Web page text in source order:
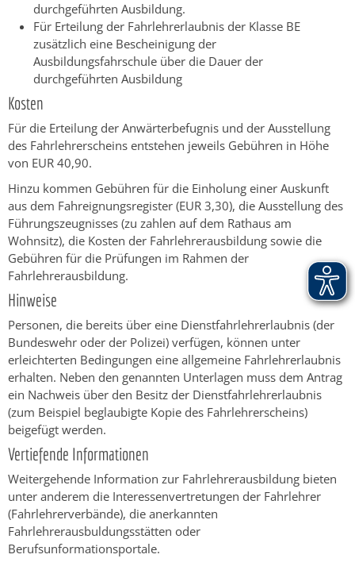
durchgeführten Ausbildung.
Für Erteilung der Fahrlehrerlaubnis der Klasse BE
zusätzlich eine Bescheinigung der
Ausbildungsfahrschule über die Dauer der
durchgeführten Ausbildung
Kosten
Für die Erteilung der Anwärterbefugnis und der Ausstellung
des Fahrlehrerscheins entstehen jeweils Gebühren in Höhe
von EUR 40,90.
Hinzu kommen Gebühren für die Einholung einer Auskunft
aus dem Fahreignungsregister (EUR 3,30), die Ausstellung des
Führungszeugnisses (zu zahlen auf dem Rathaus am
Wohnsitz), die Kosten der Fahrlehrerausbildung sowie die
Gebühren für die Prüfungen im Rahmen der
Fahrlehrerausbildung.
Hinweise
Personen, die bereits über eine Dienstfahrlehrerlaubnis (der
Bundeswehr oder der Polizei) verfügen, können unter
erleichterten Bedingungen eine allgemeine Fahrlehrerlaubnis
erhalten. Neben den genannten Unterlagen muss dem Antrag
ein Nachweis über den Besitz der Dienstfahrlehrerlaubnis
(zum Beispiel beglaubigte Kopie des Fahrlehrerscheins)
beigefügt werden.
Vertiefende Informationen
Weitergehende Information zur Fahrlehrerausbildung bieten
unter anderem die Interessenvertretungen der Fahrlehrer
(Fahrlehrerverbände), die anerkannten
Fahrlehrerausbuldungsstätten oder
Berufsunformationsportale.